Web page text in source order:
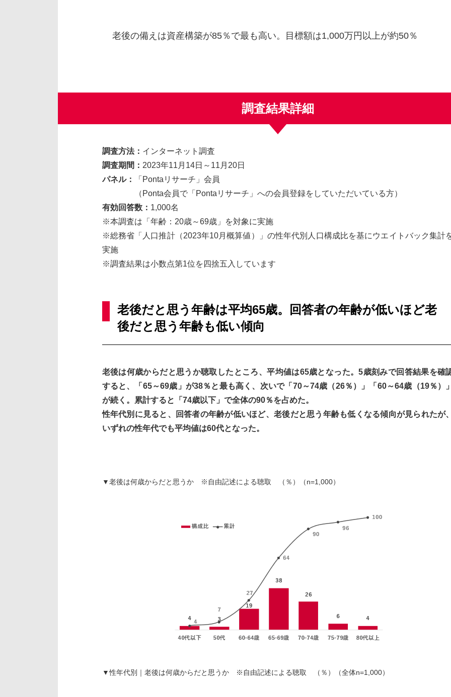
老後の備えは資産構築が85％で最も高い。目標額は1,000万円以上が約50％
調査結果詳細
調査方法： インターネット調査
調査期間： 2023年11月14日～11月20日
パネル：
「Pontaリサーチ」会員
（Ponta会員で「Pontaリサーチ」への会員登録をしていただいている方）
有効回答数： 1,000名
※本調査は「年齢：20歳～69歳」を対象に実施
※総務省「人口推計（2023年10月概算値）」の性年代別人口構成比を基にウエイトバック集計
実施
※調査結果は小数点第1位を四捨五入しています
老後だと思う年齢は平均65歳。回答者の年齢が低いほど老
後だと思う年齢も低い傾向
老後は何歳からだと思うか聴取したところ、平均値は65歳となった。5歳刻みで回答結果を確
すると、「65～69歳」が38％と最も高く、次いで「70～74歳（26％）」「60～64歳（19％）
が続く。累計すると「74歳以下」で全体の90％を占めた。
性年代別に見ると、回答者の年齢が低いほど、老後だと思う年齢も低くなる傾向が見られたが
いずれの性年代でも平均値は60代となった。
▼老後は何歳からだと思うか ※自由記述による聴取 （％）（n=1,000）
▼性年代別｜老後は何歳からだと思うか ※自由記述による聴取 （％）（全体n=1,000）